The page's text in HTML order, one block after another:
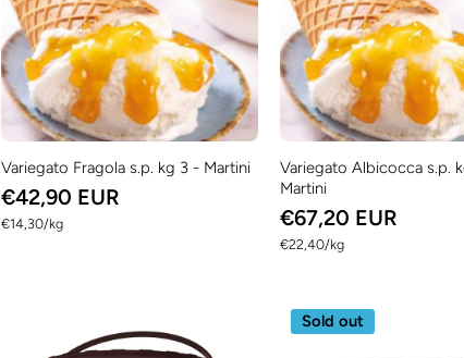
Variegato Fragola s.p. kg 3 - Martini
€42,90 EUR
€14,30/
per kg
Variegato Albicocca s.p.
Martini
€67,20 EUR
€22,40/
per kg
Sold out